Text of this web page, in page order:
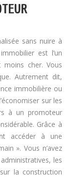
sans nuire à
est l’un
cher. Vous
Autrement dit,
immobilière ou
sur les
à un promoteur
Grâce à
accéder à une
». Vous n’avez
les
la construction